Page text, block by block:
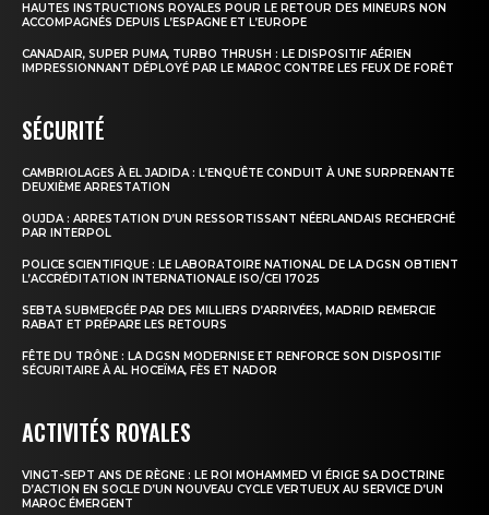
HAUTES INSTRUCTIONS ROYALES POUR LE RETOUR DES MINEURS NON
ACCOMPAGNÉS DEPUIS L’ESPAGNE ET L’EUROPE
CANADAIR, SUPER PUMA, TURBO THRUSH : LE DISPOSITIF AÉRIEN
IMPRESSIONNANT DÉPLOYÉ PAR LE MAROC CONTRE LES FEUX DE FORÊT
SÉCURITÉ
CAMBRIOLAGES À EL JADIDA : L’ENQUÊTE CONDUIT À UNE SURPRENANTE
DEUXIÈME ARRESTATION
OUJDA : ARRESTATION D’UN RESSORTISSANT NÉERLANDAIS RECHERCHÉ
PAR INTERPOL
POLICE SCIENTIFIQUE : LE LABORATOIRE NATIONAL DE LA DGSN OBTIENT
L’ACCRÉDITATION INTERNATIONALE ISO/CEI 17025
SEBTA SUBMERGÉE PAR DES MILLIERS D’ARRIVÉES, MADRID REMERCIE
RABAT ET PRÉPARE LES RETOURS
FÊTE DU TRÔNE : LA DGSN MODERNISE ET RENFORCE SON DISPOSITIF
SÉCURITAIRE À AL HOCEÏMA, FÈS ET NADOR
ACTIVITÉS ROYALES
VINGT-SEPT ANS DE RÈGNE : LE ROI MOHAMMED VI ÉRIGE SA DOCTRINE
D’ACTION EN SOCLE D’UN NOUVEAU CYCLE VERTUEUX AU SERVICE D’UN
MAROC ÉMERGENT